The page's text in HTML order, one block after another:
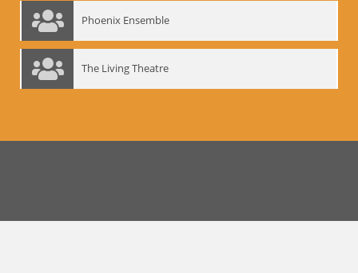
Phoenix Ensemble
The Living Theatre